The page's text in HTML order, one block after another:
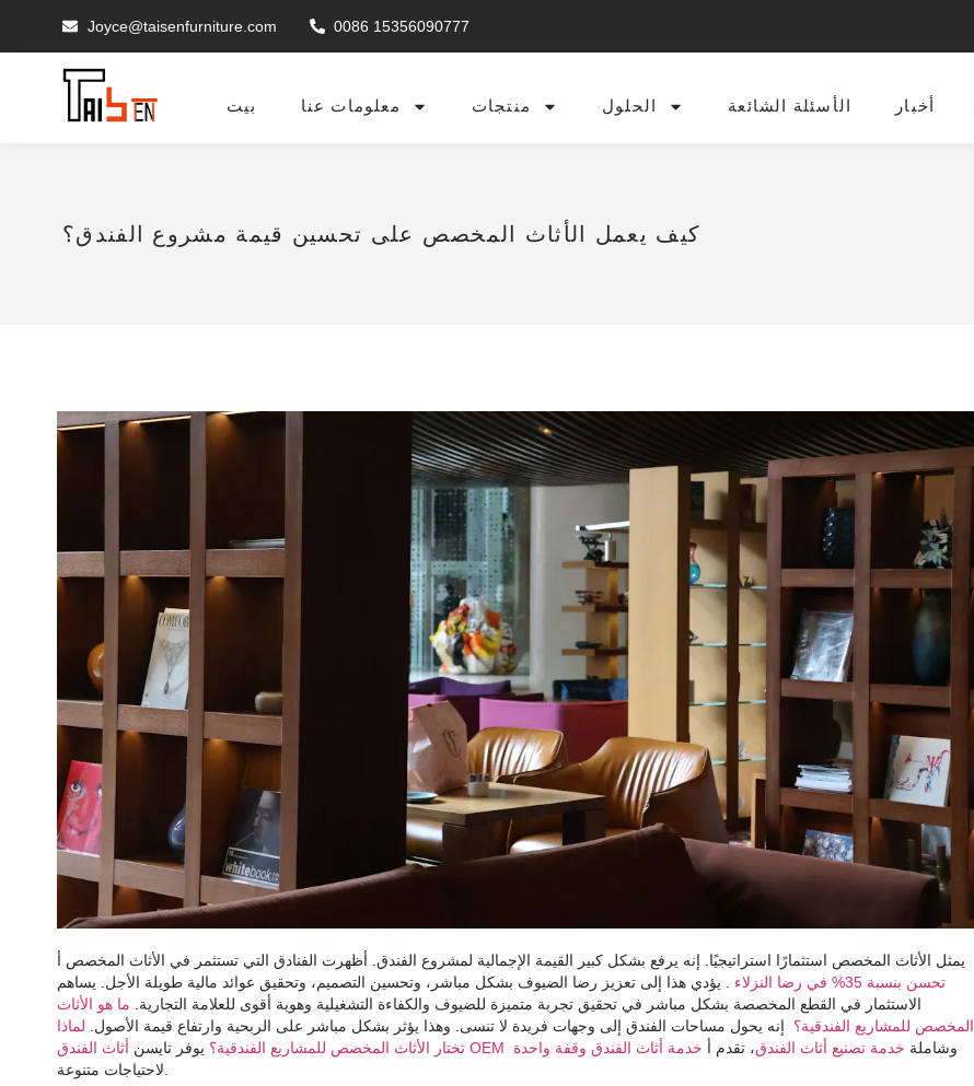
Joyce@taisenfurniture.com 0086 15356090777
بيت معلومات عنا منتجات الحلول الأسئلة الشائعة أخبار
كيف يعمل الأثاث المخصص على تحسين قيمة مشروع الفندق؟
يمثل الأثاث المخصص استثمارًا استراتيجيًا. إنه يرفع بشكل كبير القيمة الإجمالية لمشروع الفندق. أظهرت الفنادق التي تستثمر في الأثاث المخصص أ
تحسن بنسبة 35% في رضا النزلاء
. يؤدي هذا إلى تعزيز رضا الضيوف بشكل مباشر، وتحسين التصميم، وتحقيق عوائد مالية طويلة الأجل. يساهم
الاستثمار في القطع المخصصة بشكل مباشر في تحقيق تجربة متميزة للضيوف والكفاءة التشغيلية وهوية أقوى للعلامة التجارية. ما هو الأثاث
المخصص للمشاريع الفندقية؟
إنه يحول مساحات الفندق إلى وجهات فريدة لا تنسى. وهذا يؤثر بشكل مباشر على الربحية وارتفاع قيمة الأصول. لماذا
تختار الأثاث المخصص للمشاريع الفندقية؟ يوفر تايسن أثاث الفندق OEM وشاملة خدمة تصنيع أثاث الفندق، تقدم أ خدمة أثاث الفندق وقفة واحدة